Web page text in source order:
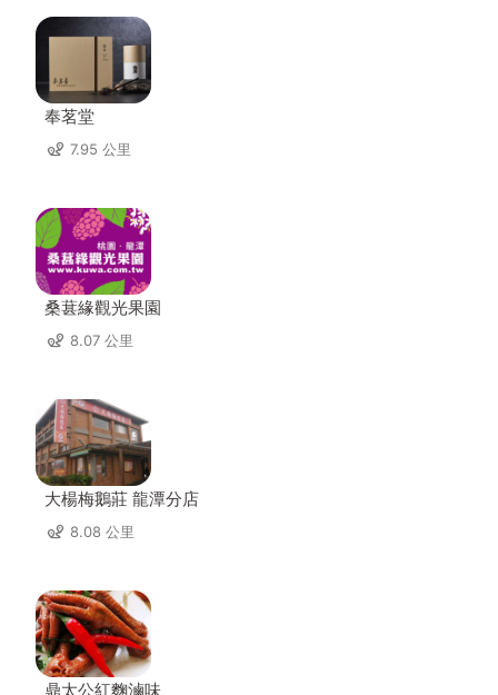
奉茗堂
7.95 公里
桑葚緣觀光果園
8.07 公里
大楊梅鵝莊 龍潭分店
8.08 公里
鼎太公紅麴滷味